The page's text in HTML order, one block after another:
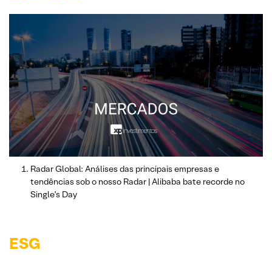
Radar Global: Análises das principais empresas e
tendências sob o nosso Radar | Alibaba bate recorde no
Single’s Day
ESG